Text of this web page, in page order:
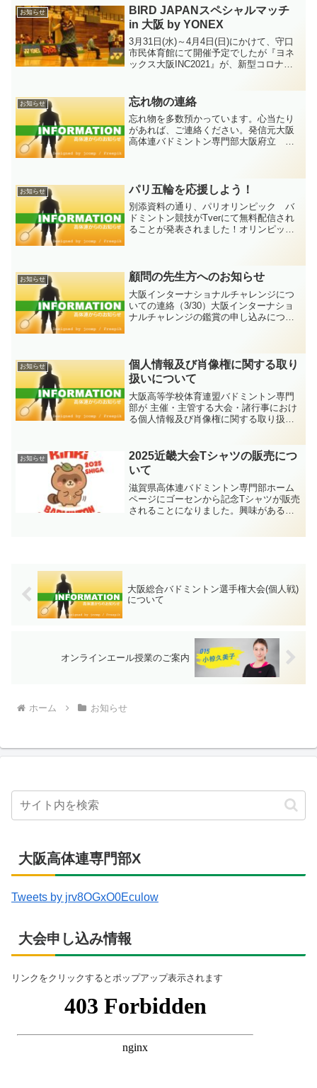
お知らせ
BIRD JAPANスペシャルマッチ
in 大阪 by YONEX
3月31日(水)～4月4日(日)にかけて、守口
市民体育館にて開催予定でしたが『ヨネ
ックス大阪INC2021』が、新型コロナウ
替大会として「ナショナルB代表強化合
宿」を行...
お知らせ 忘れ物の連絡
忘れ物を多数預かっています。心当たり
があれば、ご連絡ください。発信元大阪
高体連バドミントン専門部大阪府立 三
お知らせ パリ五輪を応援しよう！
別添資料の通り、パリオリンピック バ
ドミントン競技がTverにて無料配信され
ることが発表されました！オリンピック
お知らせ 顧問の先生方へのお知らせ
大阪インターナショナルチャレンジにつ
いての連絡（3/30）大阪インターナショ
ナルチャレンジの鑑賞の申し込みについ
申し出てください。よ...
お知らせ
個人情報及び肖像権に関する取り
扱いについて
大阪高等学校体育連盟バドミントン専門
部が 主催・主管する大会・諸行事におけ
る個人情報及び肖像権に関する取り扱い
盟では、 参加申込・大会結果の公表等に
おける個人情報や特定...
お知らせ
2025近畿大会Tシャツの販売につ
いて
滋賀県高体連バドミントン専門部ホーム
ページにゴーセンから記念Tシャツが販売
されることになりました。興味がある人
大阪総合バドミントン選手権大会(個人戦)
について
オンラインエール授業のご案内
ホーム お知らせ
大阪高体連専門部X
Tweets by jrv8OGxO0Eculow
大会申し込み情報
リンクをクリックするとポップアップ表示されます